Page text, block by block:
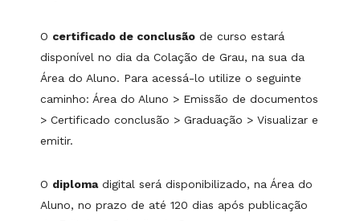
O certificado de conclusão de curso estará
disponível no dia da Colação de Grau, na sua da
Área do Aluno. Para acessá-lo utilize o seguinte
caminho: Área do Aluno > Emissão de documentos
> Certificado conclusão > Graduação > Visualizar e
emitir.
O diplomadigital será disponibilizado, na Área do
Aluno, no prazo de até 120 dias após publicação